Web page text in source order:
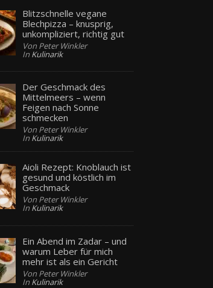
Blitzschnelle vegane
Blechpizza – knusprig,
unkompliziert, richtig gut
Von Peter Winkler
In Kulinarik
Der Geschmack des
Mittelmeers – wenn
Feigen nach Sonne
schmecken
Von Peter Winkler
In Kulinarik
Aioli Rezept: Knoblauch ist
gesund und köstlich im
Geschmack
Von Peter Winkler
In Kulinarik
Ein Abend im Zadar – und
warum Leber für mich
mehr ist als ein Gericht
Von Peter Winkler
In Kulinarik